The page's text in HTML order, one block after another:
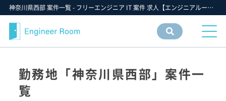
神奈川県西部 案件一覧 - フリーエンジニア IT 案件 求人【エンジニアルーム】ITフリーランス ITエンジニア IT個人事業主 仕事 転職 募集
勤務地「神奈川県西部」案件一
覧